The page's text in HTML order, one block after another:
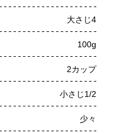
大さじ4
100g
2カップ
小さじ1/2
少々